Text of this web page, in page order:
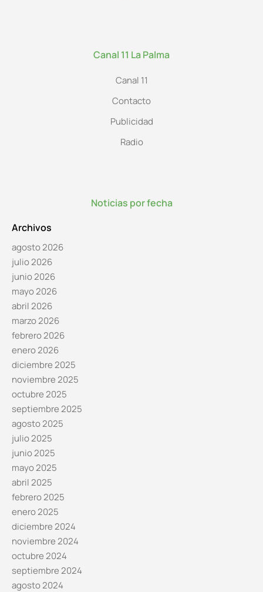
Canal 11 La Palma
Canal 11
Contacto
Publicidad
Radio
Noticias por fecha
Archivos
agosto 2026
julio 2026
junio 2026
mayo 2026
abril 2026
marzo 2026
febrero 2026
enero 2026
diciembre 2025
noviembre 2025
octubre 2025
septiembre 2025
agosto 2025
julio 2025
junio 2025
mayo 2025
abril 2025
febrero 2025
enero 2025
diciembre 2024
noviembre 2024
octubre 2024
septiembre 2024
agosto 2024